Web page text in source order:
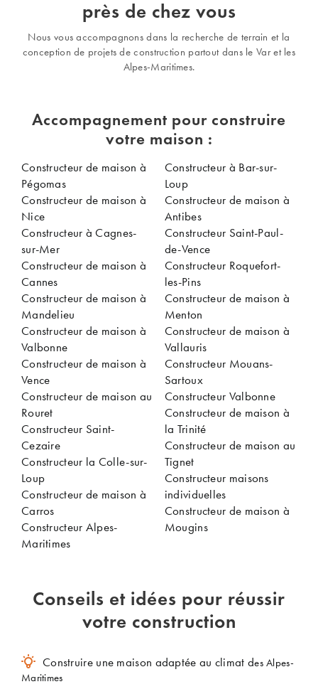
près de chez vous
Nous vous accompagnons dans la recherche de terrain et la
conception de projets de construction partout dans le Var et les
Alpes-Maritimes.
Accompagnement pour construire
votre maison :
Constructeur de maison à
Pégomas
Constructeur de maison à
Nice
Constructeur à Cagnes-
sur-Mer
Constructeur de maison à
Cannes
Constructeur de maison à
Mandelieu
Constructeur de maison à
Valbonne
Constructeur de maison à
Vence
Constructeur de maison au
Rouret
Constructeur Saint-
Cezaire
Constructeur la Colle-sur-
Loup
Constructeur de maison à
Carros
Constructeur Alpes-
Maritimes
Constructeur à Bar-sur-
Loup
Constructeur de maison à
Antibes
Constructeur Saint-Paul-
de-Vence
Constructeur Roquefort-
les-Pins
Constructeur de maison à
Menton
Constructeur de maison à
Vallauris
Constructeur Mouans-
Sartoux
Constructeur Valbonne
Constructeur de maison à
la Trinité
Constructeur de maison au
Tignet
Constructeur maisons
individuelles
Constructeur de maison à
Mougins
Conseils et idées pour réussir
votre construction
Construire une maison adaptée au climat des Alpes-
Maritimes